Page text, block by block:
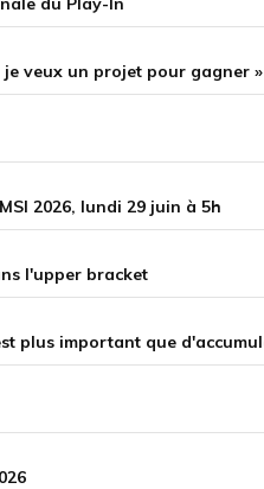
je veux un projet pour gagner »
2026, lundi 29 juin à 5h
l'upper bracket